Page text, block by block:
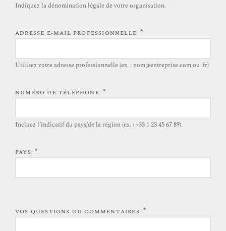
Indiquez la dénomination légale de votre organisation.
ADRESSE E-MAIL PROFESSIONNELLE *
Utilisez votre adresse professionnelle (ex. : nom@entreprise.com ou .fr)
NUMÉRO DE TÉLÉPHONE *
Incluez l’indicatif du pays/de la région (ex. : +33 1 23 45 67 89).
PAYS *
VOS QUESTIONS OU COMMENTAIRES *